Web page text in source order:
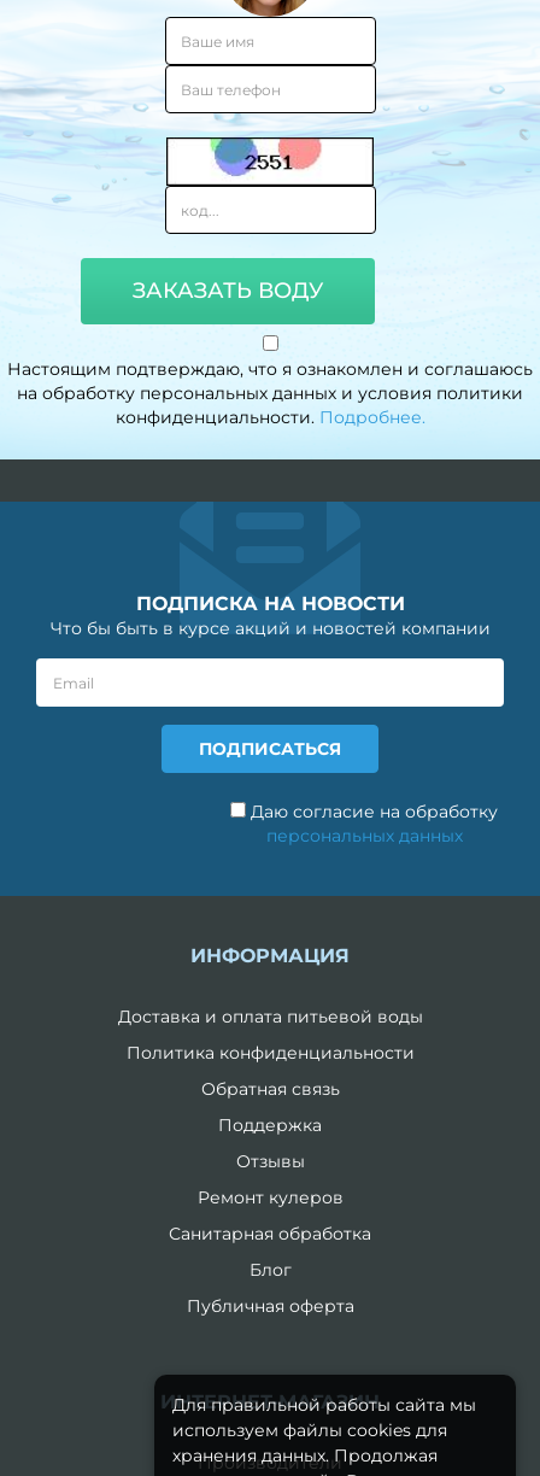
ЗАКАЗАТЬ ВОДУ
Настоящим подтверждаю, что я ознакомлен и соглашаюсь
на обработку персональных данных и условия политики
конфиденциальности. Подробнее.
ПОДПИСКА НА НОВОСТИ
Что бы быть в курсе акций и новостей компании
Даю согласие на обработку
персональных данных
ИНФОРМАЦИЯ
Доставка и оплата питьевой воды
Политика конфиденциальности
Обратная связь
Поддержка
Отзывы
Ремонт кулеров
Санитарная обработка
Блог
Публичная оферта
ИНТЕРНЕТ-МАГАЗИН
Производители
Для правильной работы сайта мы
используем файлы cookies для
хранения данных. Продолжая